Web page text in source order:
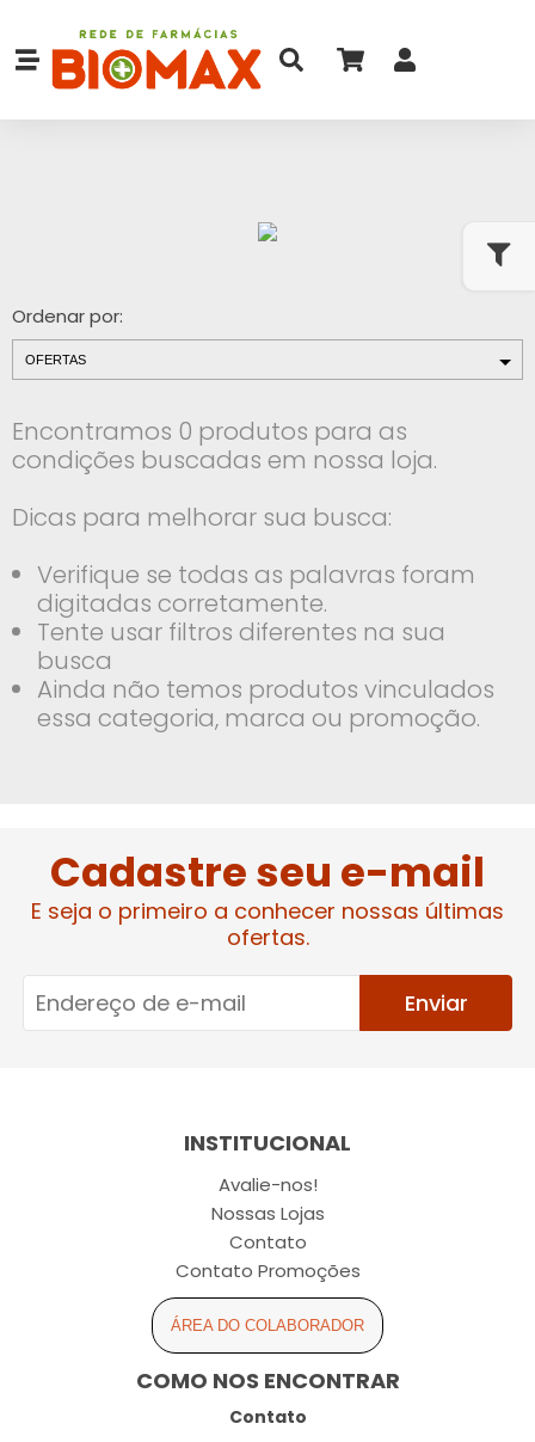
Ordenar por:
Encontramos 0 produtos para as
condições buscadas em nossa loja.
Dicas para melhorar sua busca:
Verifique se todas as palavras foram
digitadas corretamente.
Tente usar filtros diferentes na sua
busca
Ainda não temos produtos vinculados
essa categoria, marca ou promoção.
Cadastre seu e-mail
E seja o primeiro a conhecer nossas últimas
ofertas.
Enviar
INSTITUCIONAL
Avalie-nos!
Nossas Lojas
Contato
Contato Promoções
ÁREA DO COLABORADOR
COMO NOS ENCONTRAR
Contato